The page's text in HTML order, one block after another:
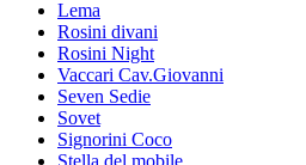
Lema
Rosini divani
Rosini Night
Vaccari Cav.Giovanni
Seven Sedie
Sovet
Signorini Coco
Stella del mobile